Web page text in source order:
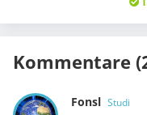
Kommentare
Fonsl Studi